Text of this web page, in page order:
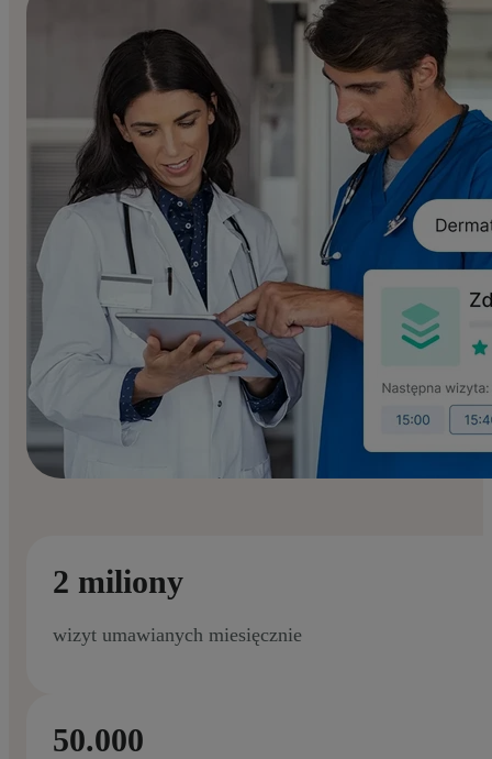
2 miliony
wizyt umawianych miesięcznie
50.000